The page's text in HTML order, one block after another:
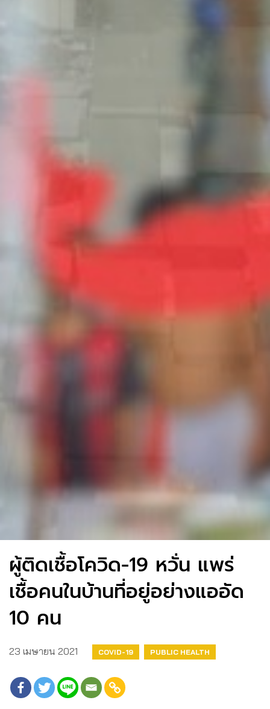
ผู้ติดเชื้อโควิด-19 หวั่น แพร่
เชื้อคนในบ้านที่อยู่อย่างแออัด
10 คน
23 เมษายน 2021 COVID-19 PUBLIC HEALTH